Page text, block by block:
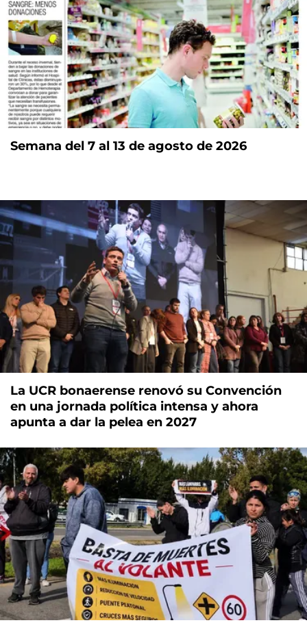
Semana del 7 al 13 de agosto de 2026
La UCR bonaerense renovó su Convención
en una jornada política intensa y ahora
apunta a dar la pelea en 2027